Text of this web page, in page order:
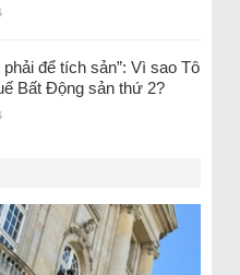
để tích sản”: Vì sao Tô
Bất Động sản thứ 2?